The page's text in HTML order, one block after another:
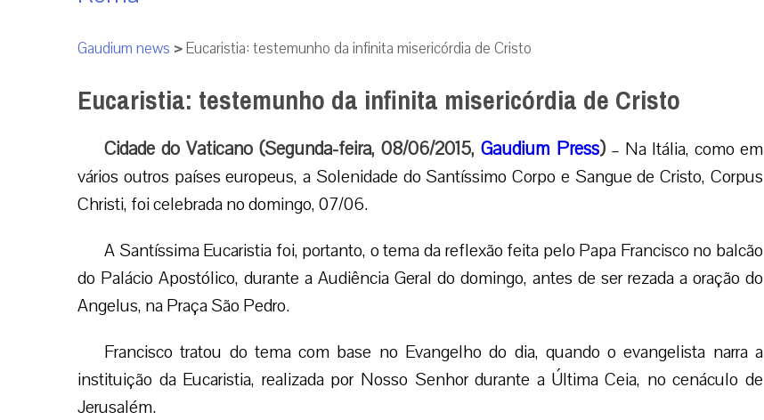
Gaudium news >Eucaristia: testemunho da infinita misericórdia de Cristo
Eucaristia: testemunho da infinita misericórdia de Cristo
Cidade do Vaticano (Segunda-feira, 08/06/2015,Gaudium Press)– Na Itália, como em
vários outros países europeus, a Solenidade do Santíssimo Corpo e Sangue de Cristo, Corpus
Christi, foi celebrada no domingo, 07/06.
A Santíssima Eucaristia foi, portanto, o tema da reflexão feita pelo Papa Francisco no balcão
do Palácio Apostólico, durante a Audiência Geral do domingo, antes de ser rezada a oração do
Angelus, na Praça São Pedro.
Francisco tratou do tema com base no Evangelho do dia, quando o evangelista narra a
instituição da Eucaristia, realizada por Nosso Senhor durante a Última Ceia, no cenáculo de
Jerusalém.